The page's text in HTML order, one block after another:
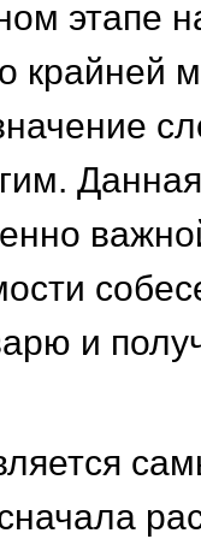
этапе
крайней
и